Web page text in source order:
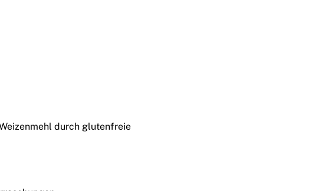
durch glutenfreie